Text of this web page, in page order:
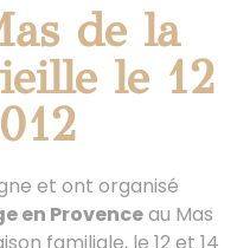
de la
le 12
et ont organisé
en Provenceau Mas